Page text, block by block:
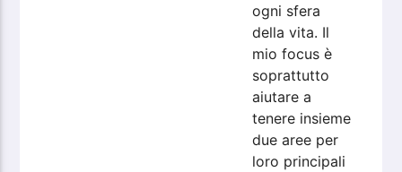
ogni sfera
della vita. Il
mio focus è
soprattutto
aiutare a
tenere insieme
due aree per
loro principali